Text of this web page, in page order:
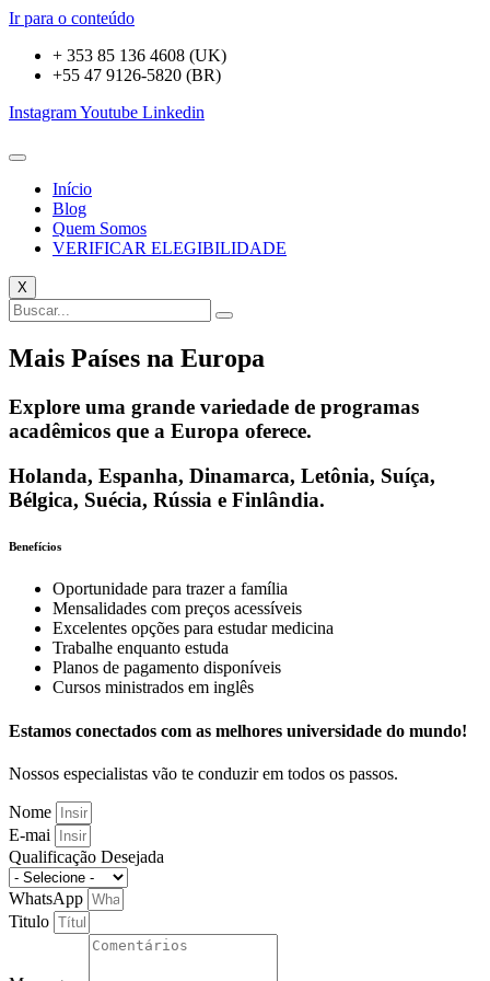
Ir para o conteúdo
+ 353 85 136 4608 (UK)
+55 47 9126-5820 (BR)
InstagramYoutube Linkedin
Início
Blog
Quem Somos
VERIFICAR ELEGIBILIDADE
X
Mais Países na Europa
Explore uma grande variedade de programas
acadêmicos que a Europa oferece.
Holanda, Espanha, Dinamarca, Letônia, Suíça,
Bélgica, Suécia, Rússia e Finlândia.
Benefícios
Oportunidade para trazer a família
Mensalidades com preços acessíveis
Excelentes opções para estudar medicina
Trabalhe enquanto estuda
Planos de pagamento disponíveis
Cursos ministrados em inglês
Estamos conectados com as melhores universidade do mundo!
Nossos especialistas vão te conduzir em todos os passos.
Nome
E-mai
Qualificação Desejada
WhatsApp
Titulo